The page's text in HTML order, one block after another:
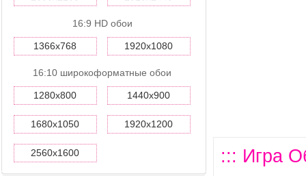
16:9 HD обои
1366x768 1920x1080
16:10 широкоформатные обои
1280x800 1440x900
1680x1050 1920x1200
2560x1600 ::: Игра